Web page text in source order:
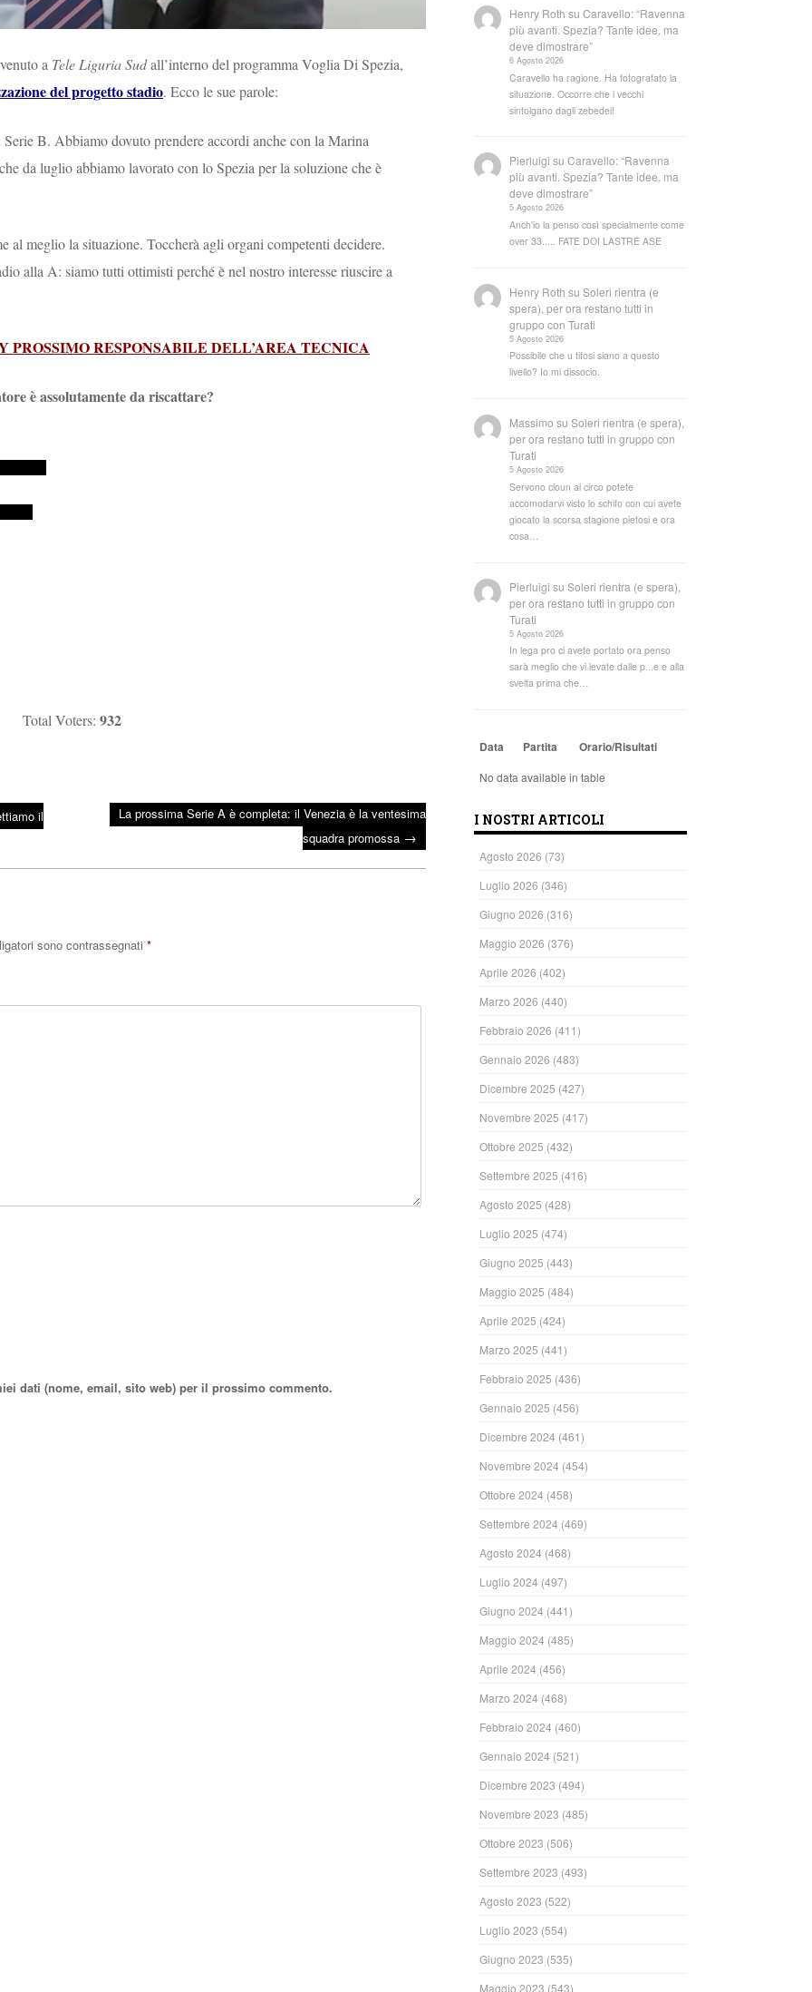
a Tele Liguria Sudall’interno del programma Voglia Di Spezia,
del progetto stadio. Ecco le sue parole:
B. Abbiamo dovuto prendere accordi anche con la Marina
da luglio abbiamo lavorato con lo Spezia per la soluzione che è
al meglio la situazione. Toccherà agli organi competenti decidere.
alla A: siamo tutti ottimisti perché è nel nostro interesse riuscire a
RESPONSABILE DELL’AREA TECNICA
è assolutamente da riscattare?
Total Voters:932
il
La prossima Serie A è completa: il Venezia è la ventesima
squadra promossa →
sono contrassegnati *
dati (nome, email, sito web) per il prossimo commento.
Henry Roth suCaravello: “Ravenna
più avanti. Spezia? Tante idee, ma
deve dimostrare”
6 Agosto 2026
Caravello ha ragione. Ha fotografato la
situazione. Occorre che i vecchi
sintolgano dagli zebedei!
Pierluigi suCaravello: “Ravenna
più avanti. Spezia? Tante idee, ma
deve dimostrare”
5 Agosto 2026
Anch'io la penso così specialmente come
over 33..... FATE DOI LASTRE ASE
Henry Roth suSoleri rientra (e
spera), per ora restano tutti in
gruppo con Turati
5 Agosto 2026
Possibile che u tifosi siano a questo
livello? Io mi dissocio.
Massimo suSoleri rientra (e spera),
per ora restano tutti in gruppo con
Turati
5 Agosto 2026
Servono cloun al circo potete
accomodarvi visto lo schifo con cui avete
giocato la scorsa stagione pietosi e ora
cosa…
Pierluigi suSoleri rientra (e spera),
per ora restano tutti in gruppo con
Turati
5 Agosto 2026
In lega pro ci avete portato ora penso
sarà meglio che vi levate dalle p...e e alla
svelta prima che…
Data Partita Orario/Risultati
No data available in table
I NOSTRI ARTICOLI
Agosto 2026 (73)
Luglio 2026 (346)
Giugno 2026 (316)
Maggio 2026 (376)
Aprile 2026 (402)
Marzo 2026 (440)
Febbraio 2026 (411)
Gennaio 2026 (483)
Dicembre 2025 (427)
Novembre 2025 (417)
Ottobre 2025 (432)
Settembre 2025 (416)
Agosto 2025 (428)
Luglio 2025 (474)
Giugno 2025 (443)
Maggio 2025 (484)
Aprile 2025 (424)
Marzo 2025 (441)
Febbraio 2025 (436)
Gennaio 2025 (456)
Dicembre 2024 (461)
Novembre 2024 (454)
Ottobre 2024 (458)
Settembre 2024 (469)
Agosto 2024 (468)
Luglio 2024 (497)
Giugno 2024 (441)
Maggio 2024 (485)
Aprile 2024 (456)
Marzo 2024 (468)
Febbraio 2024 (460)
Gennaio 2024 (521)
Dicembre 2023 (494)
Novembre 2023 (485)
Ottobre 2023 (506)
Settembre 2023 (493)
Agosto 2023 (522)
Luglio 2023 (554)
Giugno 2023 (535)
Maggio 2023 (543)